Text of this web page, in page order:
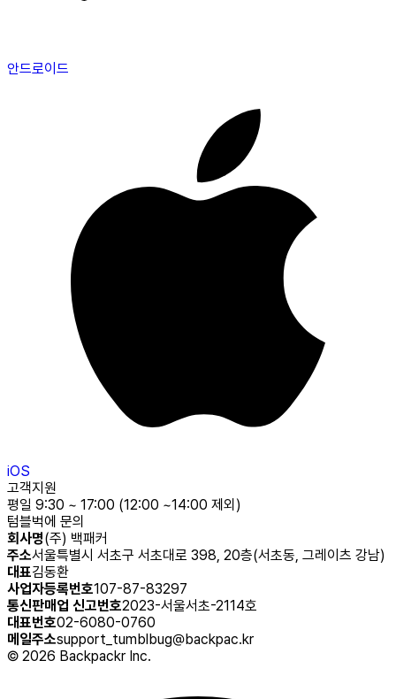
안드로이드
iOS
고객지원
평일 9:30 ~ 17:00 (12:00 ~14:00 제외)
텀블벅에 문의
회사명(주) 백패커
주소서울특별시 서초구 서초대로 398, 20층(서초동, 그레이츠 강남)
대표김동환
사업자등록번호107-87-83297
통신판매업 신고번호2023-서울서초-2114호
대표번호02-6080-0760
메일주소support_tumblbug@backpac.kr
© 2026 Backpackr Inc.